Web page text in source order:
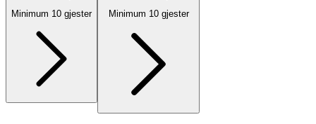
Minimum 10 gjester
Minimum 10 gjester